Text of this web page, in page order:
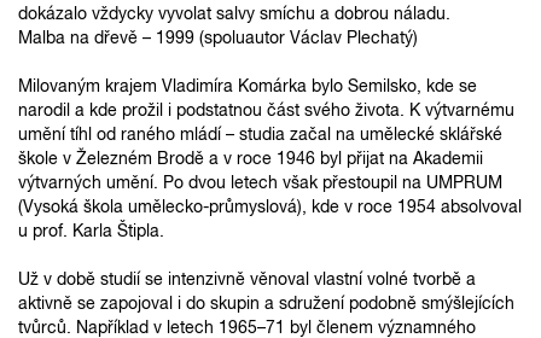
dokázalo vždycky vyvolat salvy smíchu a dobrou náladu.
Malba na dřevě – 1999 (spoluautor Václav Plechatý)
Milovaným krajem Vladimíra Komárka bylo Semilsko, kde se
narodil a kde prožil i podstatnou část svého života. K výtvarnému
umění tíhl od raného mládí – studia začal na umělecké sklářské
škole v Železném Brodě a v roce 1946 byl přijat na Akademii
výtvarných umění. Po dvou letech však přestoupil na UMPRUM
(Vysoká škola umělecko-průmyslová), kde v roce 1954 absolvoval
u prof. Karla Štipla.
Už v době studií se intenzivně věnoval vlastní volné tvorbě a
aktivně se zapojoval i do skupin a sdružení podobně smýšlejících
tvůrců. Například v letech 1965–71 byl členem významného